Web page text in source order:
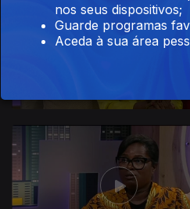
nos seus dispositivos;
Guarde programas
Aceda à sua área